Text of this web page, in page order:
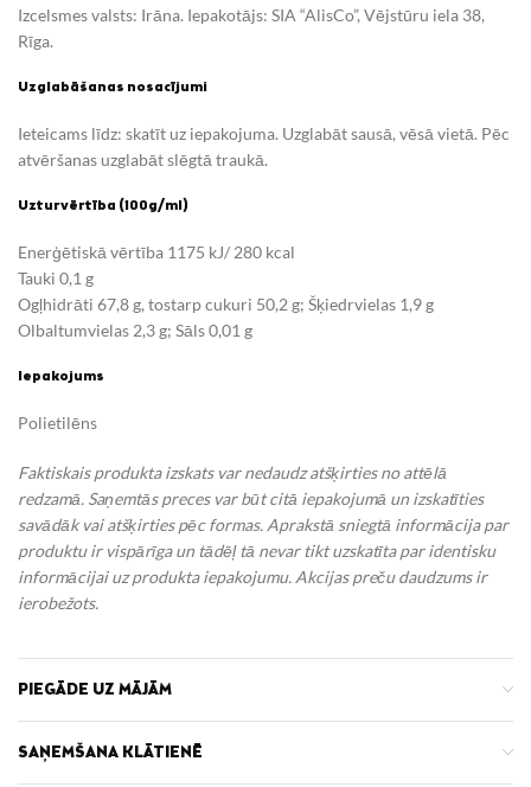
Izcelsmes valsts: Irāna. Iepakotājs: SIA “AlisCo”, Vējstūru iela 38,
Rīga.
Uzglabāšanas nosacījumi
Ieteicams līdz: skatīt uz iepakojuma. Uzglabāt sausā, vēsā vietā. Pēc
atvēršanas uzglabāt slēgtā traukā.
Uzturvērtība (100g/ml)
Enerģētiskā vērtība 1175 kJ/ 280 kcal
Tauki 0,1 g
Ogļhidrāti 67,8 g, tostarp cukuri 50,2 g; Šķiedrvielas 1,9 g
Olbaltumvielas 2,3 g; Sāls 0,01 g
Iepakojums
Polietilēns
Faktiskais produkta izskats var nedaudz atšķirties no attēlā
redzamā. Saņemtās preces var būt citā iepakojumā un izskatīties
savādāk vai atšķirties pēc formas. Aprakstā sniegtā informācija par
produktu ir vispārīga un tādēļ tā nevar tikt uzskatīta par identisku
informācijai uz produkta iepakojumu. Akcijas preču daudzums ir
ierobežots.
PIEGĀDE UZ MĀJĀM
SAŅEMŠANA KLĀTIENĒ